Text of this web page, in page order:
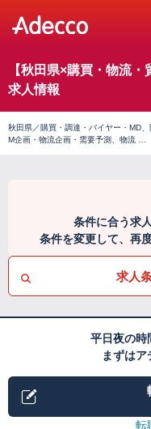
【秋田県×購買・物流
求人情報
秋田県／購買・調達・バイヤー・MD
M企画・物流企画・需要予測、物流 …
条件に合う求
条件を変更して、再
求人
平日夜の時
まずは
転